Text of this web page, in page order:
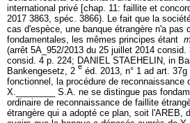
international privé [chap. 11: faillite et
2017 3863, spéc. 3866). Le fait que la
cas d'espèce, une banque étrangère n'a pas
fondamentales, les mêmes principes étant
(arrêt 5A_952/2013 du 25 juillet 2014
consid. 4 p. 224; DANIEL STAEHELIN, in
Bankengesetz, 2 e éd. 2013, n° 1 ad art. 37g
fonctionnel, la procédure de reconnaissance
X.________ S.A. ne se distingue pas
ordinaire de reconnaissance de faillite
étrangère qui a adopté ce plan, soit l'AREB,